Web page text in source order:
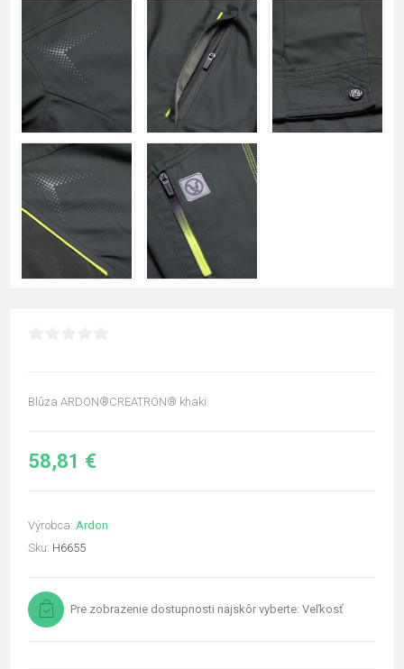
Blůza ARDON®CREATRON® khaki
58,81 €
Výrobca: Ardon
Sku: H6655
Pre zobrazenie dostupnosti najskôr vyberte: Veľkosť